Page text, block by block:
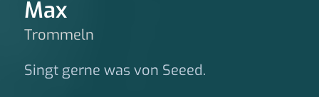
Max
Trommeln
Singt gerne was von Seeed.